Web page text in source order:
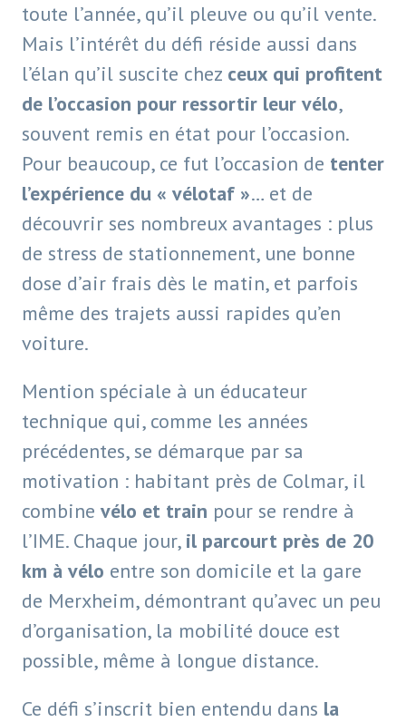
toute l’année, qu’il pleuve ou qu’il vente.
Mais l’intérêt du défi réside aussi dans
l’élan qu’il suscite chez ceux qui profitent
de l’occasion pour ressortir leur vélo,
souvent remis en état pour l’occasion.
Pour beaucoup, ce fut l’occasion de tenter
l’expérience du « vélotaf »… et de
découvrir ses nombreux avantages : plus
de stress de stationnement, une bonne
dose d’air frais dès le matin, et parfois
même des trajets aussi rapides qu’en
voiture.
Mention spéciale à un éducateur
technique qui, comme les années
précédentes, se démarque par sa
motivation : habitant près de Colmar, il
combine vélo et train pour se rendre à
l’IME. Chaque jour, il parcourt près de 20
km à vélo entre son domicile et la gare
de Merxheim, démontrant qu’avec un peu
d’organisation, la mobilité douce est
possible, même à longue distance.
Ce défi s’inscrit bien entendu dans la